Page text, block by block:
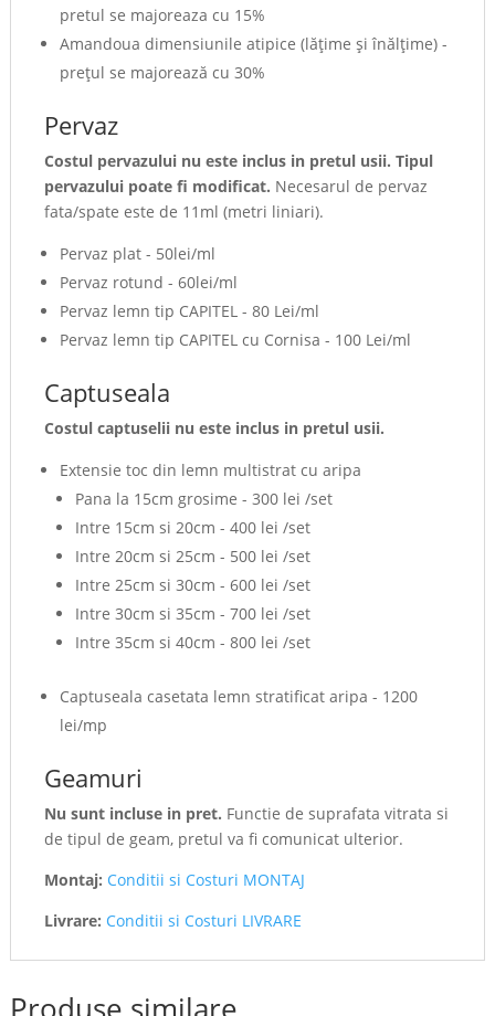
pretul se majoreaza cu 15%
Amandoua dimensiunile atipice (lăţime şi înălţime) -
preţul se majorează cu 30%
Pervaz
Costul pervazului nu este inclus in pretul usii. Tipul
pervazului poate fi modificat. Necesarul de pervaz
fata/spate este de 11ml (metri liniari).
Pervaz plat - 50lei/ml
Pervaz rotund - 60lei/ml
Pervaz lemn tip CAPITEL - 80 Lei/ml
Pervaz lemn tip CAPITEL cu Cornisa - 100 Lei/ml
Captuseala
Costul captuselii nu este inclus in pretul usii.
Extensie toc din lemn multistrat cu aripa
Pana la 15cm grosime - 300 lei /set
Intre 15cm si 20cm - 400 lei /set
Intre 20cm si 25cm - 500 lei /set
Intre 25cm si 30cm - 600 lei /set
Intre 30cm si 35cm - 700 lei /set
Intre 35cm si 40cm - 800 lei /set
Captuseala casetata lemn stratificat aripa - 1200
lei/mp
Geamuri
Nu sunt incluse in pret. Functie de suprafata vitrata si
de tipul de geam, pretul va fi comunicat ulterior.
Montaj: Conditii si Costuri MONTAJ
Livrare: Conditii si Costuri LIVRARE
Produse similare